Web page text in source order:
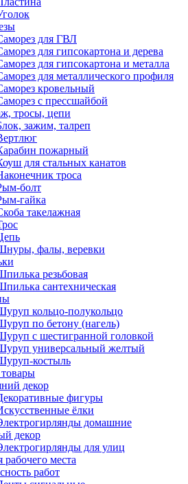
для ГВЛ
для гипсокартона и дерева
для гипсокартона и металла
для металлического профиля
кровельный
с прессшайбой
тросы, цепи
зажим, талреп
пожарный
для стальных канатов
троса
болт
гайка
такелажная
фалы, веревки
резьбовая
сантехническая
кольцо-полукольцо
по бетону (нагель)
с шестигранной головкой
универсальный желтый
костыль
декор
фигуры
ёлки
домашние
декор
для улиц
места
работ